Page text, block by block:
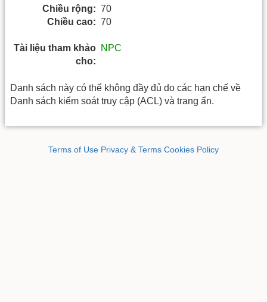
Chiều rộng: 70
Chiều cao: 70
Tài liệu tham khảo
cho:
NPC
Danh sách này có thể không đầy đủ do các hạn chế về
Danh sách kiểm soát truy cập (ACL) và trang ẩn.
Terms of Use Privacy & Terms Cookies Policy